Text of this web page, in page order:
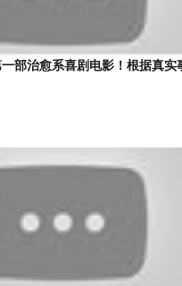
部治愈系喜剧电影！根据真实